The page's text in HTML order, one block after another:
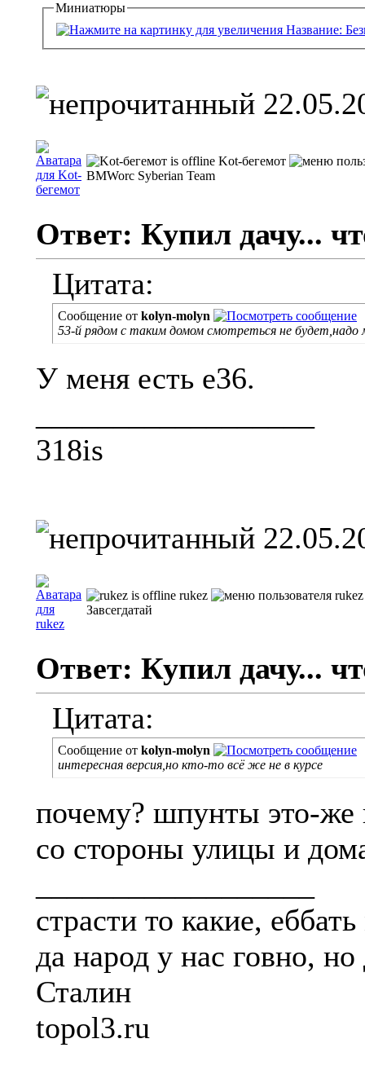
Миниатюры
Kot-бегемот
BMWorc Syberian Team
Ответ: Купил дачу...
Цитата:
Сообщение от kolyn-molyn
53-й рядом с таким домом смотреться не будет,надо
У меня есть е36.
318is
rukez
Завсегдатай
Ответ: Купил дачу...
Цитата:
Сообщение от kolyn-molyn
интересная версия,но кто-то всё же не в курсе
почему? шпунты это-же
со стороны улицы и
страсти то какие,
да народ у нас говно,
Сталин
topol3.ru